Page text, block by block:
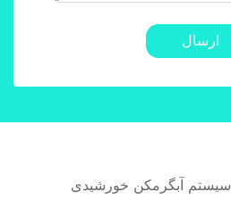
ارسال
سیستم آبگرمکن خورشیدی